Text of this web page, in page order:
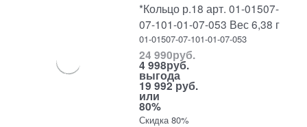
*Кольцо р.18 арт. 01-01507-
07-101-01-07-053 Вес 6,38 г
01-01507-07-101-01-07-053
24 990руб.
4 998руб.
выгода
19 992 руб.
или
80%
Скидка 80%